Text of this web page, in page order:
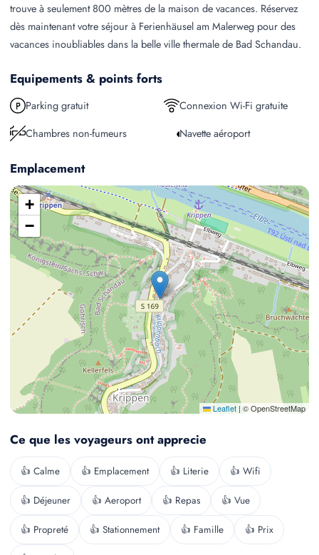
trouve à seulement 800 mètres de la maison de vacances. Réservez
dès maintenant votre séjour à Ferienhäusel am Malerweg pour des
vacances inoubliables dans la belle ville thermale de Bad Schandau.
Equipements & points forts
Parking gratuit
Connexion Wi-Fi gratuite
Chambres non-fumeurs
Navette aéroport
Emplacement
+
−
Leaflet | © OpenStreetMap
Ce que les voyageurs ont apprecie
👍 Calme 👍 Emplacement 👍 Literie 👍 Wifi
👍 Déjeuner 👍 Aeroport 👍 Repas 👍 Vue
👍 Propreté 👍 Stationnement 👍 Famille 👍 Prix